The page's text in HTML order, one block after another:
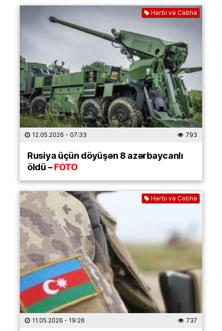
Hərbi və Cəbhə
12.05.2026 - 07:33 793
Rusiya üçün döyüşən 8 azərbaycanlı
öldü –FOTO
Hərbi və Cəbhə
11.05.2026 - 19:26 737